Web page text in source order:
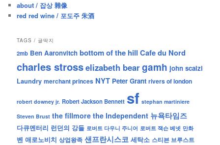
about / 잡상 雜像
red red wine / 포도주 朱酒
TAGS / 글딱지
2mb Ben Aaronvitch bottom of the hill Cafe du Nord
charles strosselizabeth beargamh john scalzi
Laundry merchant princes NYT Peter Grant rivers of london
robert downey jr. Robert Jackson Bennett sf stephan martiniere
Steven Brust the fillmore the Independent 뉴욕타임즈
다큐멘터리 런던의 강들 로버트 다우니 주니어 로버트 잭슨 베넷 만화
벤 애로노비치 상업왕족 샌프란시스코 세탁소 스티븐 브루스트